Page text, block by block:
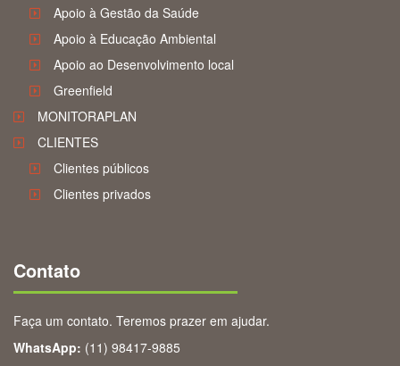
Apoio à Gestão da Saúde
Apoio à Educação Ambiental
Apoio ao Desenvolvimento local
Greenfield
MONITORAPLAN
CLIENTES
Clientes públicos
Clientes privados
Contato
Faça um contato. Teremos prazer em ajudar.
WhatsApp: (11) 98417-9885